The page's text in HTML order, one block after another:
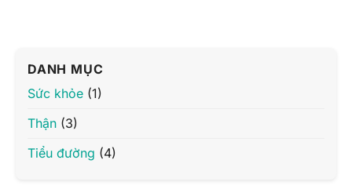
DANH MỤC
Sức khỏe (1)
Thận (3)
Tiểu đường (4)